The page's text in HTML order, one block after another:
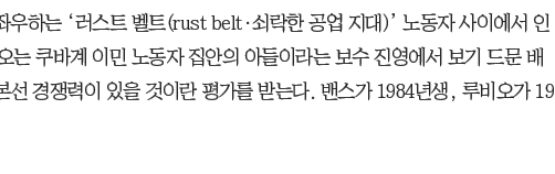
우하는 ‘러스트 벨트(rust belt·쇠락한 공업 지대)’ 노동자 사이에서 인
는 쿠바계 이민 노동자 집안의 아들이라는 보수 진영에서 보기 드문 배
선 경쟁력이 있을 것이란 평가를 받는다. 밴스가 1984년생, 루비오가 19